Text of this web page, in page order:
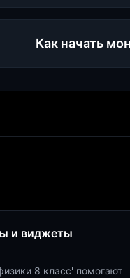
Как начать
и виджеты
8 класс' помогают